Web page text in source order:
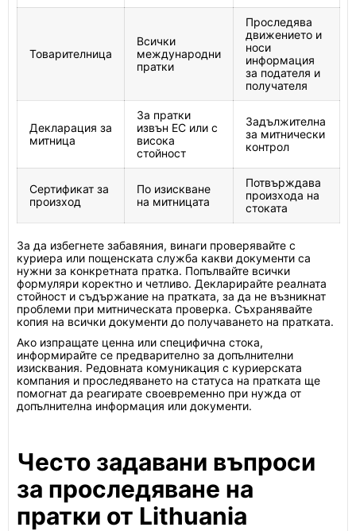
Товарителница
Всички
международни
пратки
Проследява
движението и
носи
информация
за подателя и
получателя
Декларация за
митница
За пратки
извън ЕС или с
висока
стойност
Задължителна
за митнически
контрол
Сертификат за
произход
По изискване
на митницата
Потвърждава
произхода на
стоката
За да избегнете забавяния, винаги проверявайте с
куриера или пощенската служба какви документи са
нужни за конкретната пратка. Попълвайте всички
формуляри коректно и четливо. Декларирайте реалната
стойност и съдържание на пратката, за да не възникнат
проблеми при митническата проверка. Съхранявайте
копия на всички документи до получаването на пратката.
Ако изпращате ценна или специфична стока,
информирайте се предварително за допълнителни
изисквания. Редовната комуникация с куриерската
компания и проследяването на статуса на пратката ще
помогнат да реагирате своевременно при нужда от
допълнителна информация или документи.
Често задавани въпроси
за проследяване на
пратки от Lithuania